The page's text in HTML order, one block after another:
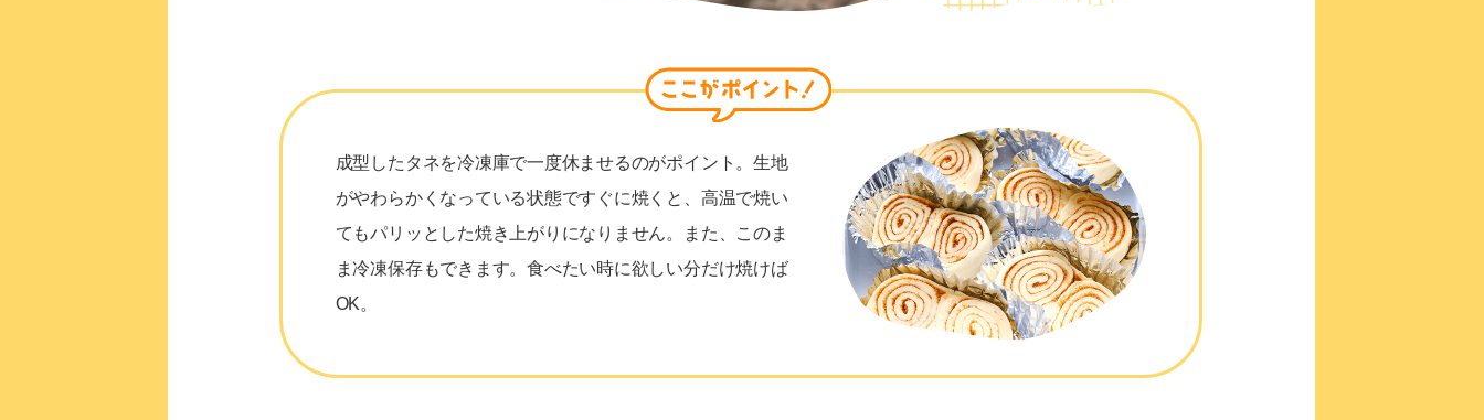
成型したタネを冷凍庫で一度休ませるのがポイント。生地
がやわらかくなっている状態ですぐに焼くと、高温で焼い
てもパリッとした焼き上がりになりません。また、このま
ま冷凍保存もできます。食べたい時に欲しい分だけ焼けば
OK。